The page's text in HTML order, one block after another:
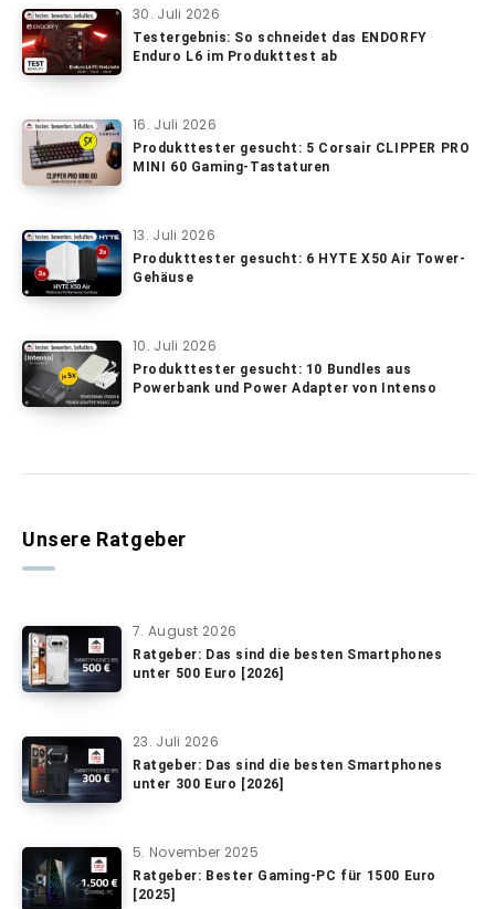
30. Juli 2026
Testergebnis: So schneidet das ENDORFY
Enduro L6 im Produkttest ab
16. Juli 2026
Produkttester gesucht: 5 Corsair CLIPPER PRO
MINI 60 Gaming-Tastaturen
13. Juli 2026
Produkttester gesucht: 6 HYTE X50 Air Tower-
Gehäuse
10. Juli 2026
Produkttester gesucht: 10 Bundles aus
Powerbank und Power Adapter von Intenso
Unsere Ratgeber
7. August 2026
Ratgeber: Das sind die besten Smartphones
unter 500 Euro [2026]
23. Juli 2026
Ratgeber: Das sind die besten Smartphones
unter 300 Euro [2026]
5. November 2025
Ratgeber: Bester Gaming-PC für 1500 Euro
[2025]